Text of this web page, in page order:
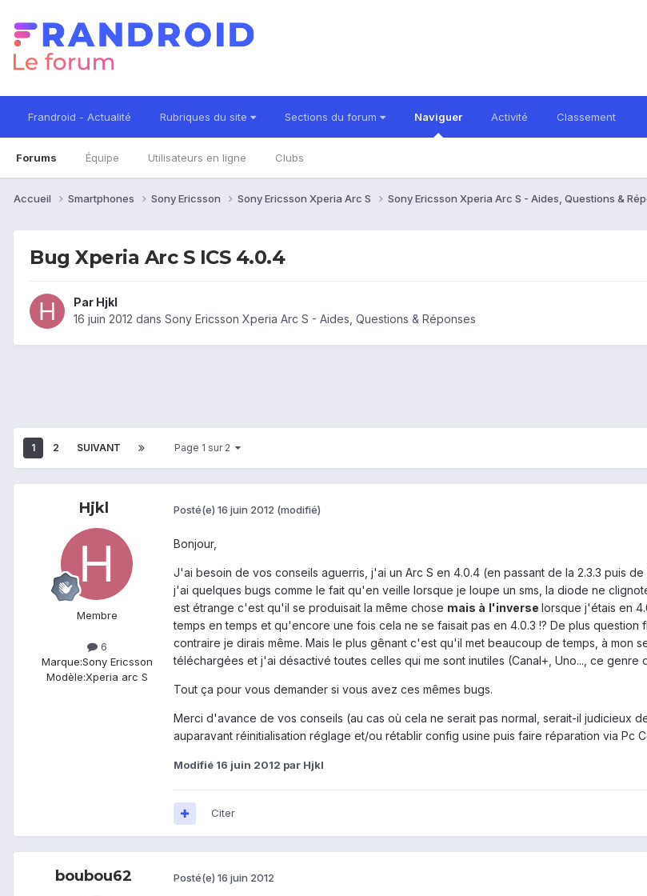
Frandroid - Actualité Rubriques du site Sections du forum Naviguer
Forums Équipe Utilisateurs en ligne Clubs
Activité Classement
Accueil Smartphones Sony Ericsson Sony Ericsson Xperia Arc S Sony Ericsson Xperia Arc S - Aides, Questions &
Bug Xperia Arc S ICS 4.0.4
Par Hjkl
16 juin 2012 dans Sony Ericsson Xperia Arc S - Aides, Questions & Réponses
1 2 SUIVANT Page 1 sur 2
Hjkl
Membre
6
Marque:Sony Ericsson
Modèle:Xperia arc S
Posté(e) 16 juin 2012 (modifié)
Bonjour,
J'ai besoin de vos conseils aguerris, j'ai un Arc S en 4.0.4 (en passant de la 2.3.3 puis
j'ai quelques bugs comme le fait qu'en veille lorsque je loupe un sms, la diode ne
est étrange c'est qu'il se produisait la même chose mais à l'inverse lorsque j'étais en
temps en temps et qu'encore une fois cela ne se faisait pas en 4.0.3 !? De plus
contraire je dirais même. Mais le plus gênant c'est qu'il met beaucoup de temps, à mon
téléchargées et j'ai désactivé toutes celles qui me sont inutiles (Canal+, Uno..., ce
Tout ça pour vous demander si vous avez ces mêmes bugs.
Merci d'avance de vos conseils (au cas où cela ne serait pas normal, serait-il judicieux
auparavant réinitialisation réglage et/ou rétablir config usine puis faire réparation via Pc
Modifié 16 juin 2012 par Hjkl
Citer
boubou62 Posté(e) 16 juin 2012